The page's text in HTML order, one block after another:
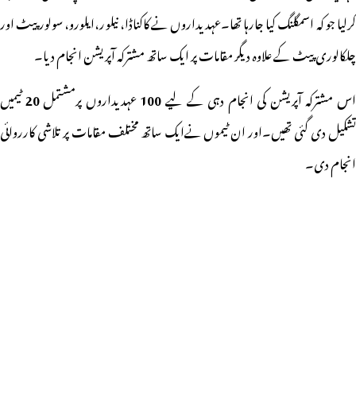
کرلیا جو کہ اسمگلنگ کیا جارہا تھا۔عہدیداروں نے کاکناڈا، نیلور،ایلورو، سولور پیٹ اور
چلکالوری پیٹ کے علاوہ دیگر مقامات پر ایک ساتھ مشترکہ آپریشن انجام دیا۔
اس مشترکہ آپریشن کی انجام دہی کے لیے100عہدیداروں پرمشتمل20ٹیمیں
تشکیل دی گئی تھیں۔اور ان ٹیموں نےایک ساتھ مختلف مقامات پر تلاشی کارروائی
انجام دی۔